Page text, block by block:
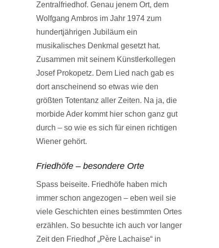
Zentralfriedhof. Genau jenem Ort, dem
Wolfgang Ambros im Jahr 1974 zum
hundertjährigen Jubiläum ein
musikalisches Denkmal gesetzt hat.
Zusammen mit seinem Künstlerkollegen
Josef Prokopetz. Dem Lied nach gab es
dort anscheinend so etwas wie den
größten Totentanz aller Zeiten. Na ja, die
morbide Ader kommt hier schon ganz gut
durch – so wie es sich für einen richtigen
Wiener gehört.
Friedhöfe – besondere Orte
Spass beiseite. Friedhöfe haben mich
immer schon angezogen – eben weil sie
viele Geschichten eines bestimmten Ortes
erzählen. So besuchte ich auch vor langer
Zeit den Friedhof „Père Lachaise“ in